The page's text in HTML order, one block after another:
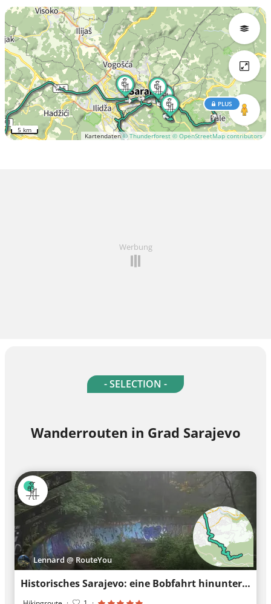
Kartendaten© Thunderforest © OpenStreetMap contributors
PLUS
5 km
Werbung
- SELECTION -
Wanderrouten in Grad Sarajevo
Lennard @ RouteYou
Historisches Sarajevo: eine Bobfahrt hinunter zum Mord an Franz Ferdinand